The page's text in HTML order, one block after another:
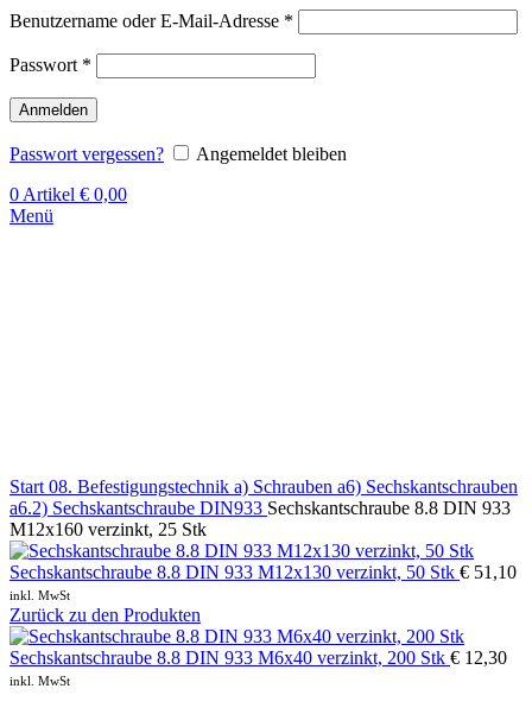
Benutzername oder E-Mail-Adresse *
Passwort *
Anmelden
Passwort vergessen?
Angemeldet bleiben
0 Artikel € 0,00
Menü
Start 08. Befestigungstechnik a) Schrauben a6) Sechskantschrauben
a6.2) Sechskantschraube DIN933 Sechskantschraube 8.8 DIN 933
M12x160 verzinkt, 25 Stk
Sechskantschraube 8.8 DIN 933 M12x130 verzinkt, 50 Stk € 51,10
inkl. MwSt
Zurück zu den Produkten
Sechskantschraube 8.8 DIN 933 M6x40 verzinkt, 200 Stk € 12,30
inkl. MwSt